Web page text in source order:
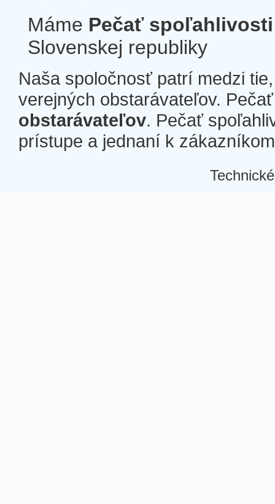
Máme Pečať spoľahlivosti
Slovenskej republiky
Naša spoločnosť patrí medzi
verejných obstarávateľov.
obstarávateľov. Pečať
prístupe a jednaní k